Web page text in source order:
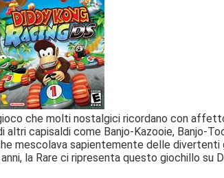
che molti nostalgici ricordano con
capisaldi come Banjo-Kazooie, Banjo-
mescolava sapientemente delle divertenti
la Rare ci ripresenta questo giochillo su